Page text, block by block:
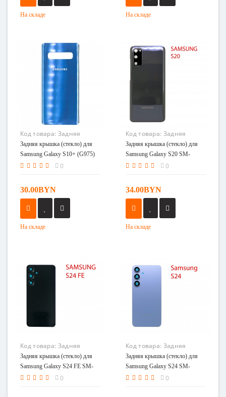
На складе На складе
Код товара: Задняя
крышка (стекло) для
Samsung Galaxy S10+
(G975) синий
Задняя крышка (стекло) для
Samsung Galaxy S10+ (G975)
синий
0
30.00BYN
На складе
Код товара: Задняя
крышка (стекло) для
Samsung Galaxy S20 SM-
G980F в сборе (серый)
Задняя крышка (стекло) для
Samsung Galaxy S20 SM-
G980F в сборе (серый)
0
34.00BYN
На складе
Код товара: Задняя
крышка (стекло) для
Samsung Galaxy S24 FE
SM-S721B черный
Задняя крышка (стекло) для
Samsung Galaxy S24 FE SM-
S721B черный 0
Код товара: Задняя
крышка (стекло) для
Samsung Galaxy S24 SM-
S921B в сборе синий
Задняя крышка (стекло) для
Samsung Galaxy S24 SM-
S921B в сборе синий
0